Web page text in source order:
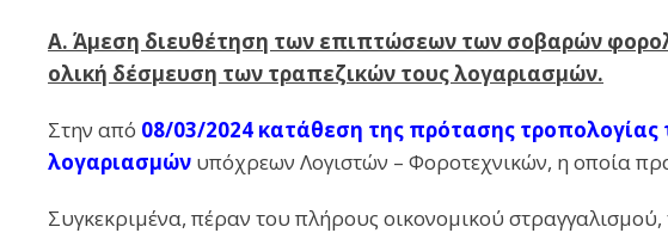
Α. Άμεση διευθέτηση των επιπτώσεων των σοβαρών
ολική δέσμευση των τραπεζικών τους λογαριασμών.
Στην από 08/03/2024 κατάθεση της πρότασης τροπολογίας
λογαριασμών υπόχρεων Λογιστών – Φοροτεχνικών, η οποία
Συγκεκριμένα, πέραν του πλήρους οικονομικού